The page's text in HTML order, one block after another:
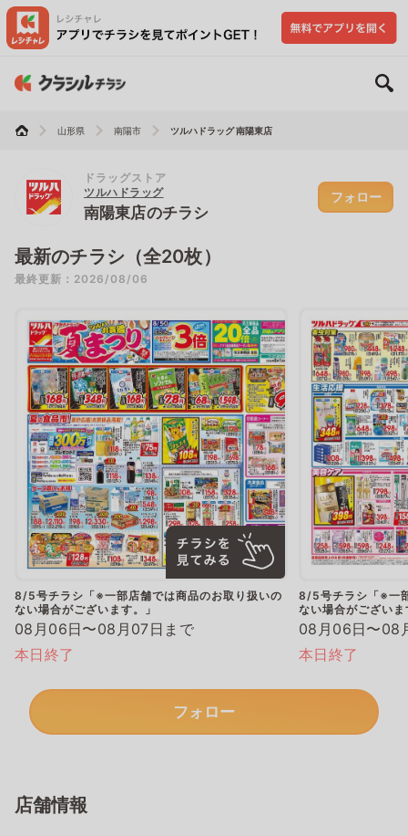
山形県 南陽市 ツルハドラッグ 南陽東店
ドラッグストア
ツルハドラッグ
南陽東店のチラシ
フォロー
最新のチラシ（全20枚）
最終更新：2026/08/06
8/5号チラシ「※一部店舗では商品のお取り扱いの
ない場合がございます。」
08月06日〜08月07日まで
本日終了
8/5号チラシ「※一
ない場合がございま
08月06日〜08
本日終了
フォロー
店舗情報